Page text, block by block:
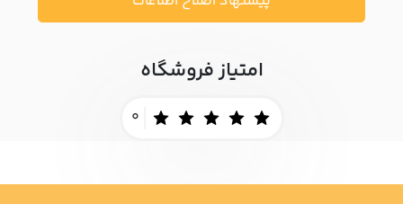
امتیاز فروشگاه
0